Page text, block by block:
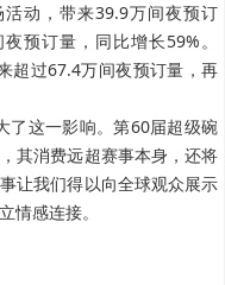
动，带来39.9万间夜预订
预订量，同比增长59%。
超过67.4万间夜预订量，再
了这一影响。第60届超级碗
其消费远超赛事本身，还将
让我们得以向全球观众展示
情感连接。